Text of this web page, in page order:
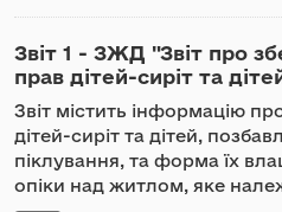
Звіт 1 - ЗЖД "Звіт про
прав дітей-сиріт та
Звіт містить інформацію
дітей-сиріт та дітей,
піклування, та форма їх
опіки над житлом, яке